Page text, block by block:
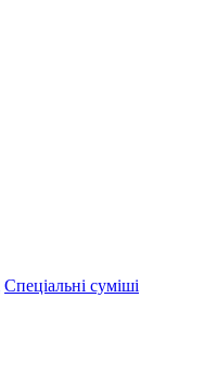
Спеціальні суміші